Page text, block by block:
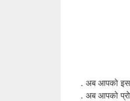
. अब आपको इस
. अब आपको